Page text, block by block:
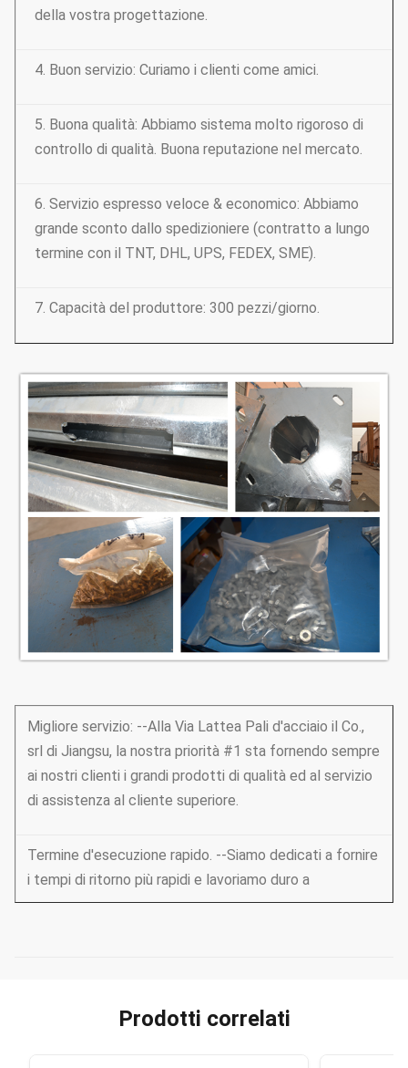
della vostra progettazione.
4. Buon servizio: Curiamo i clienti come amici.
5. Buona qualità: Abbiamo sistema molto rigoroso di
controllo di qualità. Buona reputazione nel mercato.
6. Servizio espresso veloce & economico: Abbiamo
grande sconto dallo spedizioniere (contratto a lungo
termine con il TNT, DHL, UPS, FEDEX, SME).
7. Capacità del produttore: 300 pezzi/giorno.
Migliore servizio: --Alla Via Lattea Pali d'acciaio il Co.,
srl di Jiangsu, la nostra priorità #1 sta fornendo sempre
ai nostri clienti i grandi prodotti di qualità ed al servizio
di assistenza al cliente superiore.
Termine d'esecuzione rapido. --Siamo dedicati a fornire
i tempi di ritorno più rapidi e lavoriamo duro a
e di passare il risparmioProdotti correlati